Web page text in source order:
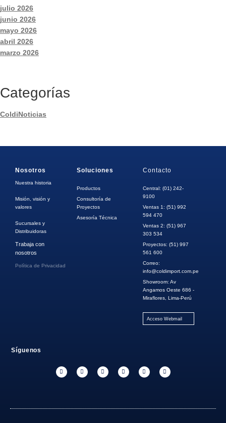
julio 2026
junio 2026
mayo 2026
abril 2026
marzo 2026
Categorías
ColdiNoticias
Nosotros
Nuestra historia
Misión, visión y
valores
Sucursales y
Distribuidoras
Trabaja con
nosotros
Política de Privacidad
Soluciones
Productos
Consultoría de
Proyectos
Asesoría Técnica
Contacto
Central: (01) 242-
9100
Ventas 1: (51) 992
594 470
Ventas 2: (51) 967
303 534
Proyectos: (51) 997
561 600
Correo:
info@coldimport.com.pe
Showroom: Av
Angamos Oeste 686 -
Miraflores, Lima-Perú
Acceso Webmail
Síguenos